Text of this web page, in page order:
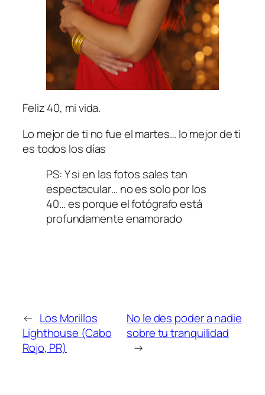
Feliz 40, mi vida.
Lo mejor de ti no fue el martes… lo mejor de ti
es todos los días
PS: Y si en las fotos sales tan
espectacular… no es solo por los
40… es porque el fotógrafo está
profundamente enamorado
← Los Morillos
Lighthouse (Cabo
Rojo, PR)
No le des poder a nadie
sobre tu tranquilidad
→